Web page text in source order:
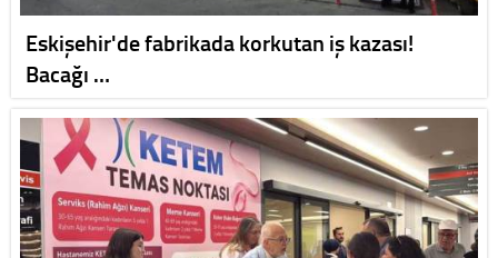
Eskişehir'de fabrikada korkutan iş kazası!
Bacağı …